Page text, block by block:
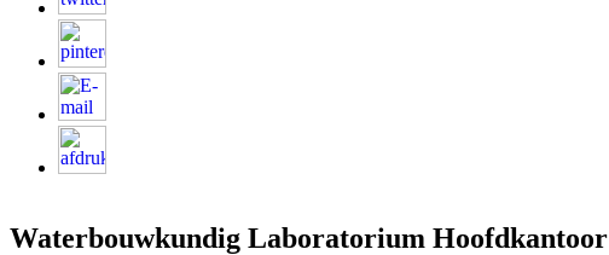
Waterbouwkundig Laboratorium Hoofdkantoor